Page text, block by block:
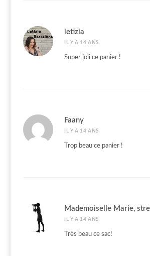
letizia
IL Y A 14 ANS
Super joli ce panier !
Faany
IL Y A 14 ANS
Trop beau ce panier !
Mademoiselle Marie,
IL Y A 14 ANS
Très beau ce sac!